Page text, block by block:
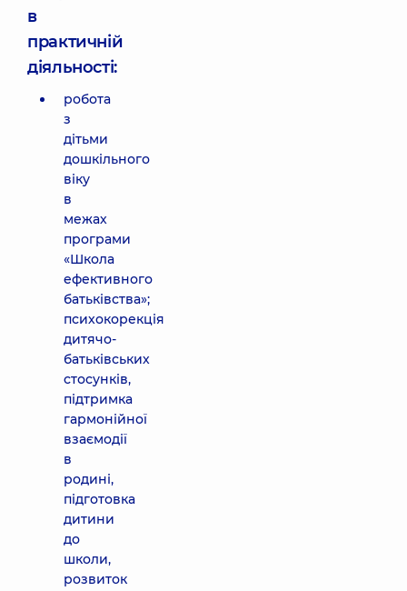
в
практичній
діяльності:
робота
з
дітьми
дошкільного
віку
в
межах
програми
«Школа
ефективного
батьківства»;
психокорекція
дитячо-
батьківських
стосунків,
підтримка
гармонійної
взаємодії
в
родині,
підготовка
дитини
до
школи,
розвиток